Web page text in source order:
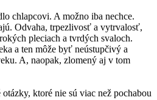
chlapcovi. A možno iba nechce.
Odvaha, trpezlivosť a vytrvalosť,
pleciach a tvrdých svaloch.
a ten môže byť neústupčivý a
A, naopak, zlomený aj v tom
ktoré nie sú viac než pochabou